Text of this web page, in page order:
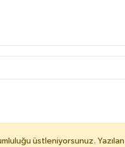
üstleniyorsunuz. Yazılan